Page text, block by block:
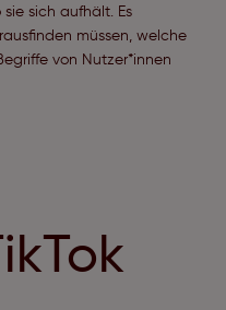
sich aufhält. Es
müssen, welche
von Nutzer*innen